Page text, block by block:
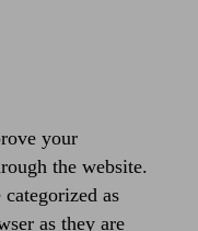
your
the website.
as
as they are